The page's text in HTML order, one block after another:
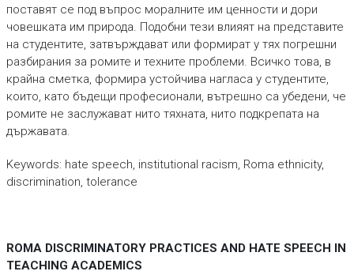
поставят се под въпрос моралните им ценности и дори
човешката им природа. Подобни тези влияят на представите
на студентите, затвърждават или формират у тях погрешни
разбирания за ромите и техните проблеми. Всичко това, в
крайна сметка, формира устойчива нагласа у студентите,
които, като бъдещи професионали, вътрешно са убедени, че
ромите не заслужават нито тяхната, нито подкрепата на
държавата.
Keywords: hate speech, institutional racism, Roma ethnicity,
discrimination, tolerance
ROMA DISCRIMINATORY PRACTICES AND HATE SPEECH IN
TEACHING ACADEMICS